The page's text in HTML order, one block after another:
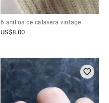
6 anillos de calavera vintage.
US$8.00